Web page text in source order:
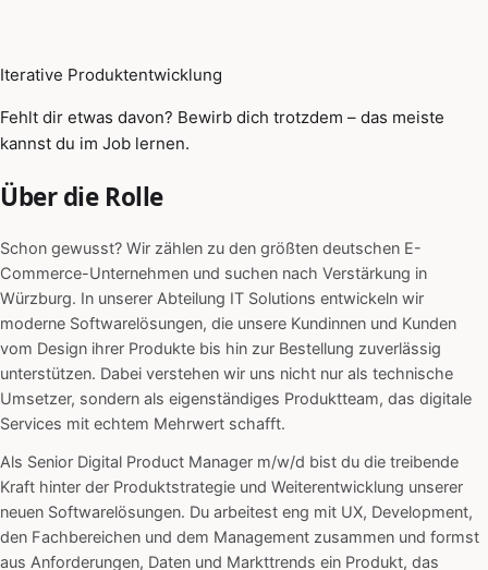
Iterative Produktentwicklung
Fehlt dir etwas davon? Bewirb dich trotzdem – das meiste
kannst du im Job lernen.
Über die Rolle
Schon gewusst? Wir zählen zu den größten deutschen E-
Commerce-Unternehmen und suchen nach Verstärkung in
Würzburg. In unserer Abteilung IT Solutions entwickeln wir
moderne Softwarelösungen, die unsere Kundinnen und Kunden
vom Design ihrer Produkte bis hin zur Bestellung zuverlässig
unterstützen. Dabei verstehen wir uns nicht nur als technische
Umsetzer, sondern als eigenständiges Produktteam, das digitale
Services mit echtem Mehrwert schafft.
Als Senior Digital Product Manager m/w/d bist du die treibende
Kraft hinter der Produktstrategie und Weiterentwicklung unserer
neuen Softwarelösungen. Du arbeitest eng mit UX, Development,
den Fachbereichen und dem Management zusammen und formst
aus Anforderungen, Daten und Markttrends ein Produkt, das